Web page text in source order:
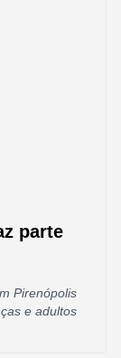
parte
Pirenópolis
e adultos